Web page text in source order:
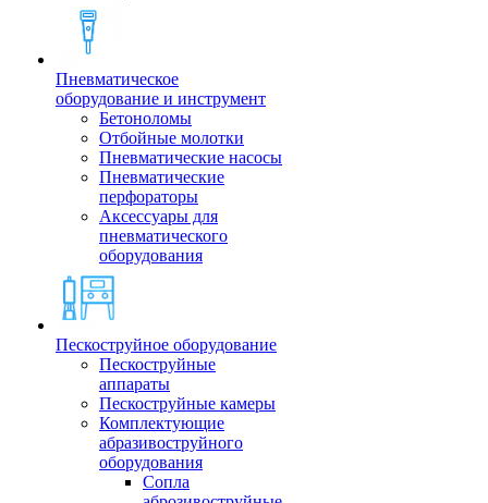
Пневматическое
оборудование и инструмент
Бетоноломы
Отбойные молотки
Пневматические насосы
Пневматические
перфораторы
Аксессуары для
пневматического
оборудования
Пескоструйное оборудование
Пескоструйные
аппараты
Пескоструйные камеры
Комплектующие
абразивоструйного
оборудования
Сопла